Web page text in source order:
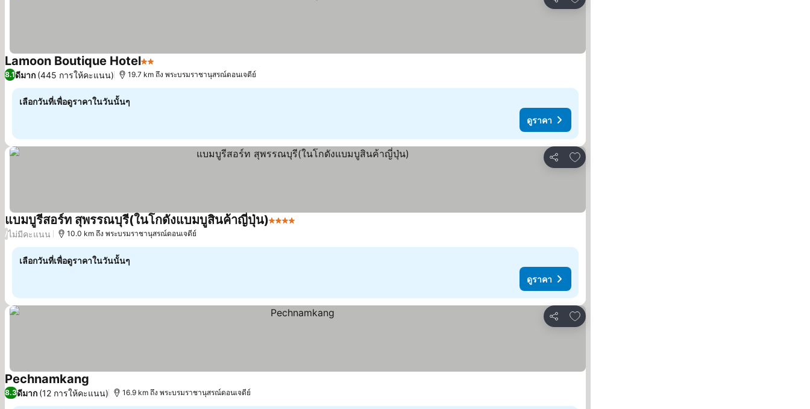
แชร์
Lamoon Boutique Hotel2 ดาว
8.1ดีมาก (445 การให้คะแนน) 19.7 km ถึง พระบรมราชานุสรณ์ดอนเจดีย์
เลือกวันที่เพื่อดูราคาในวันนั้นๆ
ดูราคา
แชร์
เพิ่มในรายการโปรด
แบมบูรีสอร์ท สุพรรณบุรี(ในโกดังแบมบูสินค้าญี่ปุ่น)4 ดาว
/ไม่มีคะแนน 10.0 km ถึง พระบรมราชานุสรณ์ดอนเจดีย์
เลือกวันที่เพื่อดูราคาในวันนั้นๆ
ดูราคา
แชร์
เพิ่มในรายการโปรด
Pechnamkang ดูราคา
8.3ดีมาก (12 การให้คะแนน) 16.9 km ถึง พระบรมราชานุสรณ์ดอนเจดีย์